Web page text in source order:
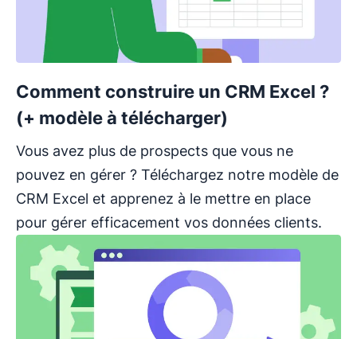
Comment construire un CRM Excel ?
(+ modèle à télécharger)
Vous avez plus de prospects que vous ne
pouvez en gérer ? Téléchargez notre modèle de
CRM Excel et apprenez à le mettre en place
pour gérer efficacement vos données clients.